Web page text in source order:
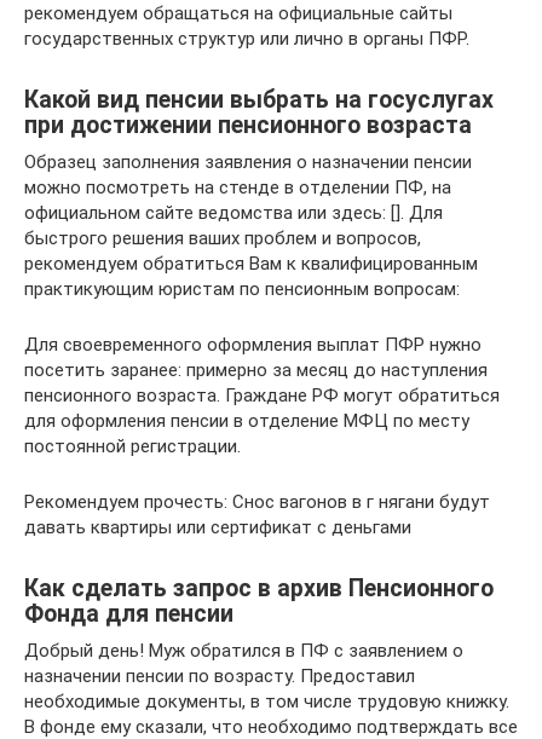
рекомендуем обращаться на официальные сайты
государственных структур или лично в органы ПФР.
Какой вид пенсии выбрать на госуслугах
при достижении пенсионного возраста
Образец заполнения заявления о назначении пенсии
можно посмотреть на стенде в отделении ПФ, на
официальном сайте ведомства или здесь: []. Для
быстрого решения ваших проблем и вопросов,
рекомендуем обратиться Вам к квалифицированным
практикующим юристам по пенсионным вопросам:
Для своевременного оформления выплат ПФР нужно
посетить заранее: примерно за месяц до наступления
пенсионного возраста. Граждане РФ могут обратиться
для оформления пенсии в отделение МФЦ по месту
постоянной регистрации.
Рекомендуем прочесть: Снос вагонов в г нягани будут
давать квартиры или сертификат с деньгами
Как сделать запрос в архив Пенсионного
Фонда для пенсии
Добрый день! Муж обратился в ПФ с заявлением о
назначении пенсии по возрасту. Предоставил
необходимые документы, в том числе трудовую книжку.
В фонде ему сказали, что необходимо подтверждать все